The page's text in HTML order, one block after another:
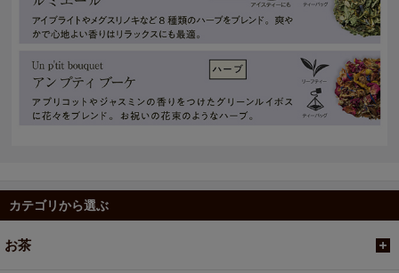
カテゴリから選ぶ
お茶